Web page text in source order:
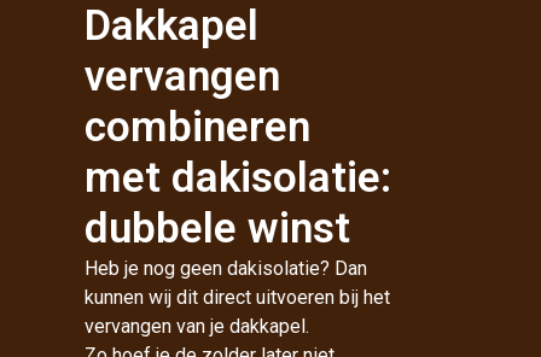
Dakkapel
vervangen
combineren
met dakisolatie:
dubbele winst
Heb je nog geen dakisolatie? Dan
kunnen wij dit direct uitvoeren bij het
vervangen van je dakkapel.